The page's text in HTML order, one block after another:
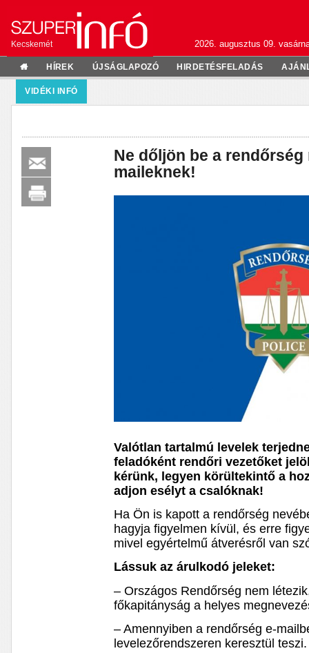
Kecskemét 2026. augusztus 09.
HÍREK ÚJSÁGLAPOZÓ HIRDETÉSFELADÁS
VIDÉKI INFÓ
Ne dőljön be a
maileknek!
Valótlan tartalmú levelek
feladóként rendőri vezetőket
kérünk, legyen körültekintő a
adjon esélyt a csalóknak!
Ha Ön is kapott a rendőrség
hagyja figyelmen kívül, és erre
mivel egyértelmű átverésről van
Lássuk az árulkodó jeleket:
– Országos Rendőrség nem
főkapitányság a helyes
– Amennyiben a rendőrség e-
levelezőrendszeren keresztül teszi.